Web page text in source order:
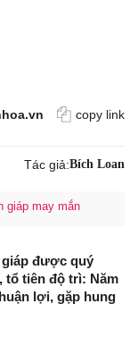
copy link
Tác giả:Bích Loan
giáp may mắn
giáp được quý
tổ tiên độ trì: Năm
lợi, gặp hung